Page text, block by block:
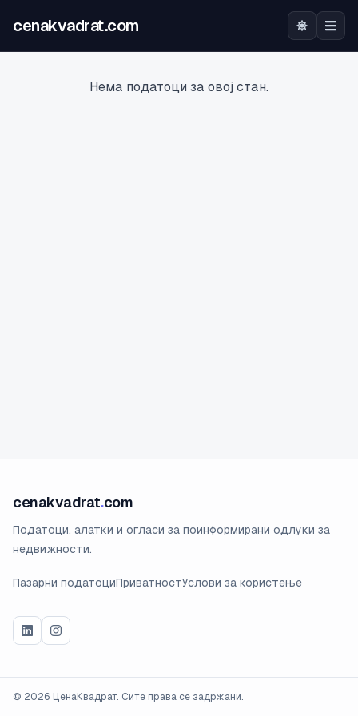
cenakvadrat.com
Нема податоци за овој стан.
cenakvadrat.com
Податоци, алатки и огласи за поинформирани одлуки за
недвижности.
Пазарни податоциПриватностУслови за користење
© 2026 ЦенаКвадрат. Сите права се задржани.